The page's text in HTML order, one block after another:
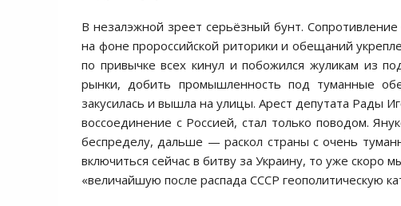
В незалэжной зреет серьёзный бунт.
на фоне пророссийской риторики и обещаний
по привычке всех кинул и побожился жуликам из
рынки, добить промышленность под туманные
закусилась и вышла на улицы. Арест депутата Рады
воссоединение с Россией, стал только поводом.
беспределу, дальше — раскол страны с очень
включиться сейчас в битву за Украину, то уже скоро
«величайшую после распада СССР геополитическую